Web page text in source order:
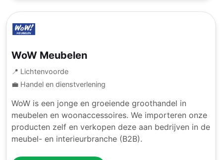
WoW Meubelen
📍 Lichtenvoorde
💼 Handel en dienstverlening
WoW is een jonge en groeiende groothandel in
meubelen en woonaccessoires. We importeren onze
producten zelf en verkopen deze aan bedrijven in de
meubel- en interieurbranche (B2B).